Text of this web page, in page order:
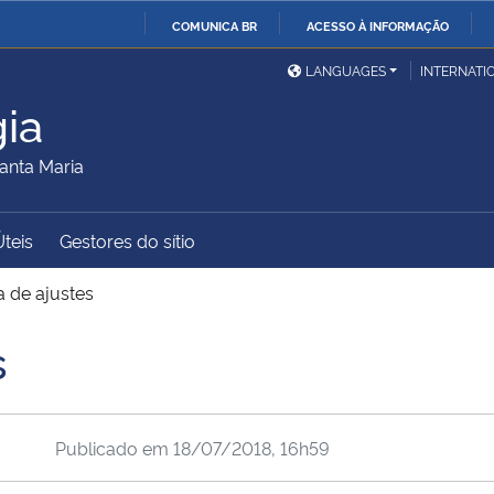
COMUNICA BR ACESSO À INFORMAÇÃO
Ministério da Defesa
Ministério das Relações
Exteriores
Ministério da Cidadania
Ministério do
Desenvolvimento Regional
LANGUAGES
Maria
Gestores do sítio
de ajustes
Publicado em 18/07/2018, 16h59